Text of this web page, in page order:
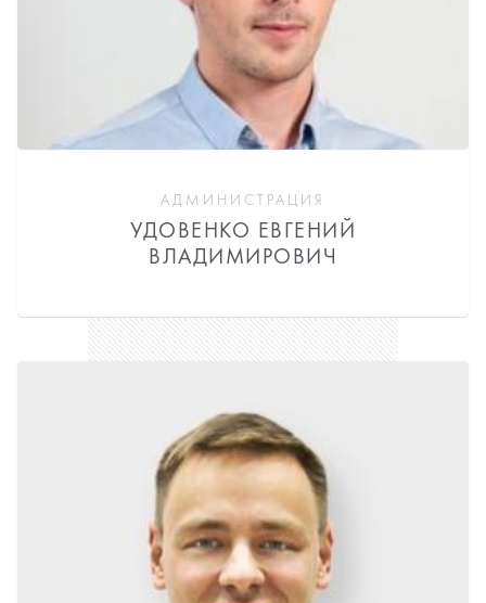
АДМИНИСТРАЦИЯ
УДОВЕНКО ЕВГЕНИЙ
ВЛАДИМИРОВИЧ